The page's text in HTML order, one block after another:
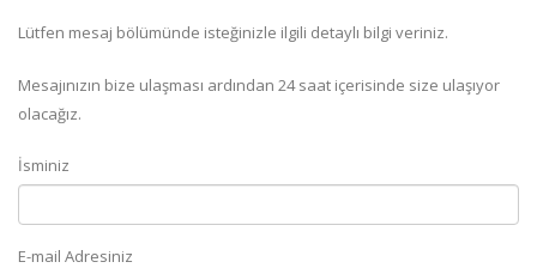
Lütfen mesaj bölümünde isteğinizle ilgili detaylı bilgi veriniz.
Mesajınızın bize ulaşması ardından 24 saat içerisinde size ulaşıyor
olacağız.
İsminiz
E-mail Adresiniz